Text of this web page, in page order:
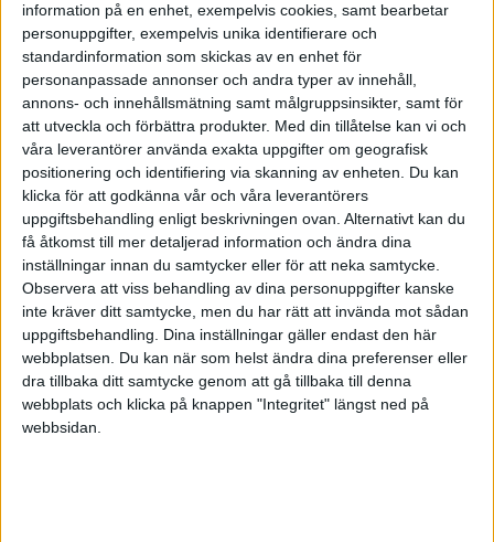
information på en enhet, exempelvis cookies, samt bearbetar
personuppgifter, exempelvis unika identifierare och
standardinformation som skickas av en enhet för
personanpassade annonser och andra typer av innehåll,
annons- och innehållsmätning samt målgruppsinsikter, samt för
att utveckla och förbättra produkter. Med din tillåtelse kan vi och
våra leverantörer använda exakta uppgifter om geografisk
positionering och identifiering via skanning av enheten. Du kan
klicka för att godkänna vår och våra leverantörers
uppgiftsbehandling enligt beskrivningen ovan. Alternativt kan du
få åtkomst till mer detaljerad information och ändra dina
inställningar innan du samtycker eller för att neka samtycke.
Observera att viss behandling av dina personuppgifter kanske
inte kräver ditt samtycke, men du har rätt att invända mot sådan
uppgiftsbehandling. Dina inställningar gäller endast den här
webbplatsen. Du kan när som helst ändra dina preferenser eller
dra tillbaka ditt samtycke genom att gå tillbaka till denna
webbplats och klicka på knappen "Integritet" längst ned på
webbsidan.
Följande fem punkter;kvalitet,kommunikation,
kundorientering,ledarskapochvärdegrund
skapa en idérik och kreativ organisation med
förändringsbenägna ledare och personal.
1. Kvalitet.
Företaget måste ha ett enkelt kvalitetsledningssystem
som signalerar då kvaliteten på produkter och tjänster
inte håller tillräcklig kvalitet. Det förbättringssystemet
ska skötas av de som arbetar närmast problemet och
det ska kunna åtgärdas utan att cheferna ska vara
inblandade (platt organisation). Det ska vara ett
självgående kvalitetssystem som är inbyggd i
företagets kultur.
2. Kommunikation.
Företaget ska vara lika duktiga på den interna och